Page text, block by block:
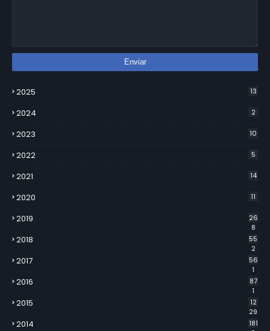
2025 13
2024 2
2023 10
2022 5
2021 14
2020 11
2019
26
8
2018
55
2
2017
56
1
2016
87
1
2015
12
29
2014
181